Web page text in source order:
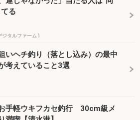
る
ジタルファーム )
いヘチ釣り（落とし込み）の最中
考えていること3選
手軽ウキフカセ釣行 30cm級メ